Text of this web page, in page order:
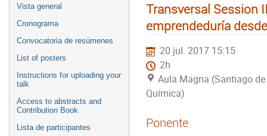
Vista general
Cronograma
Convocatoria de resúmenes
List of posters
Instructions for uploading your
talk
Access to abstracts and
Contribution Book
Lista de participantes
Transversal Session
emprendeduría
20 jul. 2017 15:15
2h
Aula Magna (Santiago
Química)
Ponente